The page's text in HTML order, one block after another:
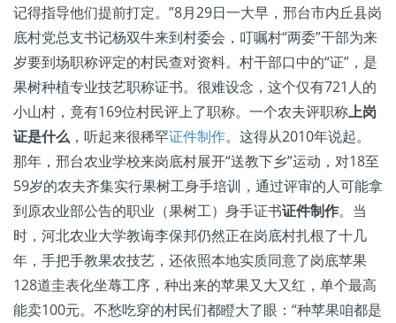
记得指导他们提前打定。”8月29日一大早，邢台市内丘县岗
底村党总支书记杨双牛来到村委会，叮嘱村“两委”干部为来
岁要到场职称评定的村民查对资料。村干部口中的“证”，是
果树种植专业技艺职称证书。很难设念，这个仅有721人的
小山村，竟有169位村民评上了职称。一个农夫评职称上岗
证是什么 ，听起来很稀罕证件制作。这得从2010年说起。
那年，邢台农业学校来岗底村展开“送教下乡”运动，对18至
59岁的农夫齐集实行果树工身手培训，通过评审的人可能拿
到原农业部公告的职业（果树工）身手证书证件制作。当
时，河北农业大学教诲李保邦仍然正在岗底村扎根了十几
年，手把手教果农技艺，还依照本地实质同意了岗底苹果
128道圭表化坐蓐工序，种出来的苹果又大又红，单个最高
能卖100元。不愁吃穿的村民们都瞪大了眼：“种苹果咱都是